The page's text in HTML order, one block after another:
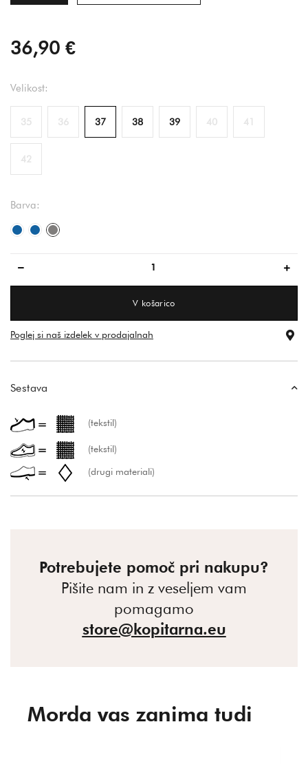
36,90 €
Velikost:
35 36 37 38 39 40 41
42
Barva:
modra
modra
siva
V košarico
Poglej si naš izdelek v prodajalnah
Sestava
(tekstil)
(tekstil)
(drugi materiali)
Potrebujete pomoč pri nakupu?
Pišite nam in z veseljem vam
pomagamo
store@kopitarna.eu
Morda vas zanima tudi